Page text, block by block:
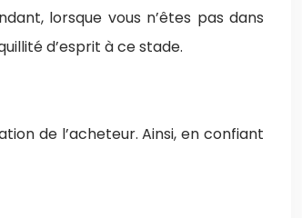
lorsque vous n’êtes pas dans
d’esprit à ce stade.
de l’acheteur. Ainsi, en confiant